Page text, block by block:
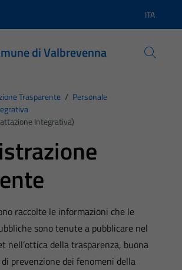
Lingua
ITA
di Valbrevenna
Trasparente / Personale
Integrativa)
raccolte le informazioni che le
sono tenute a pubblicare nel
nell’ottica della trasparenza, buona
prevenzione dei fenomeni della